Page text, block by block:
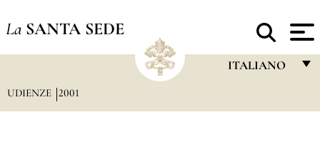
La SANTA SEDE
ITALIANO
UDIENZE 2001